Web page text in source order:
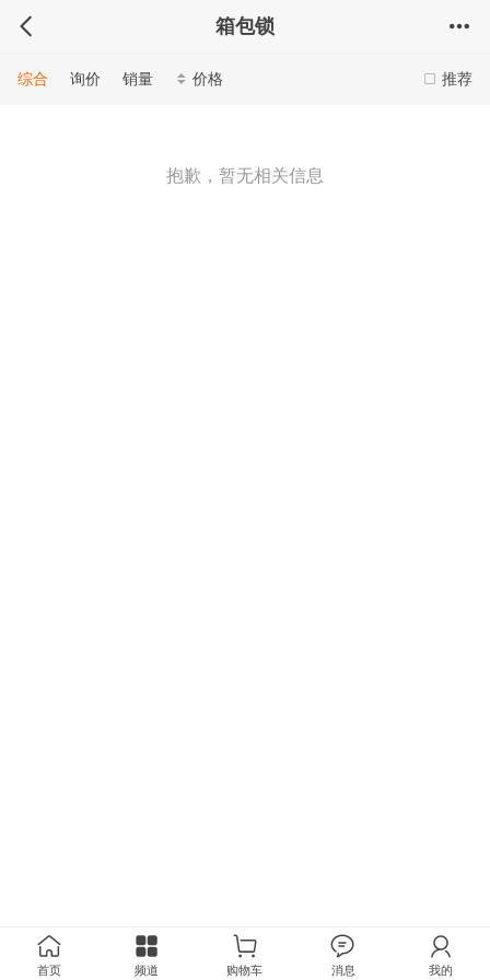
箱包锁
推荐
综合 询价 销量 价格
抱歉，暂无相关信息
首页 频道 购物车 消息 我的